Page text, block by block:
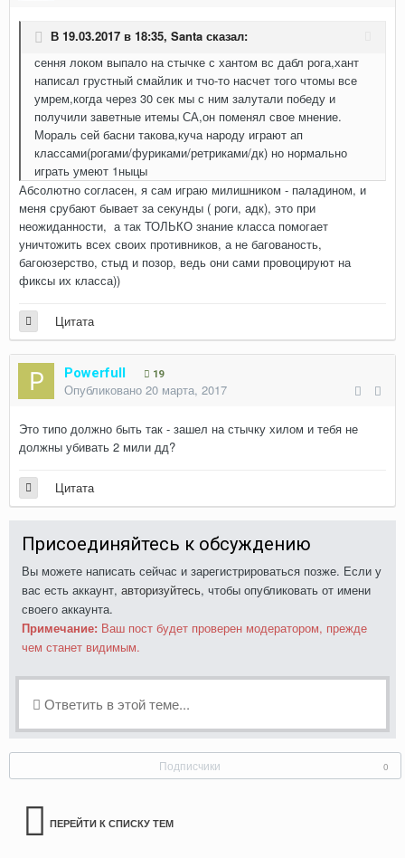
В 19.03.2017 в 18:35, Santa сказал:
сення локом выпало на стычке с хантом вс дабл рога,хант
написал грустный смайлик и тчо-то насчет того чтомы все
умрем,когда через 30 сек мы с ним залутали победу и
получили заветные итемы СА,он поменял свое мнение.
Мораль сей басни такова,куча народу играют ап
классами(рогами/фуриками/ретриками/дк) но нормально
играть умеют 1ныцы
Абсолютно согласен, я сам играю милишником - паладином, и
меня срубают бывает за секунды ( роги, адк), это при
неожиданности, а так ТОЛЬКО знание класса помогает
уничтожить всех своих противников, а не багованость,
багоюзерство, стыд и позор, ведь они сами провоцируют на
фиксы их класса))
Цитата
Powerfull 19
Опубликовано 20 марта, 2017
Это типо должно быть так - зашел на стычку хилом и тебя не
должны убивать 2 мили дд?
Цитата
Присоединяйтесь к обсуждению
Вы можете написать сейчас и зарегистрироваться позже. Если у
вас есть аккаунт, авторизуйтесь, чтобы опубликовать от имени
своего аккаунта.
Примечание: Ваш пост будет проверен модератором, прежде
чем станет видимым.
Ответить в этой теме...
Подписчики 0
ПЕРЕЙТИ К СПИСКУ ТЕМ